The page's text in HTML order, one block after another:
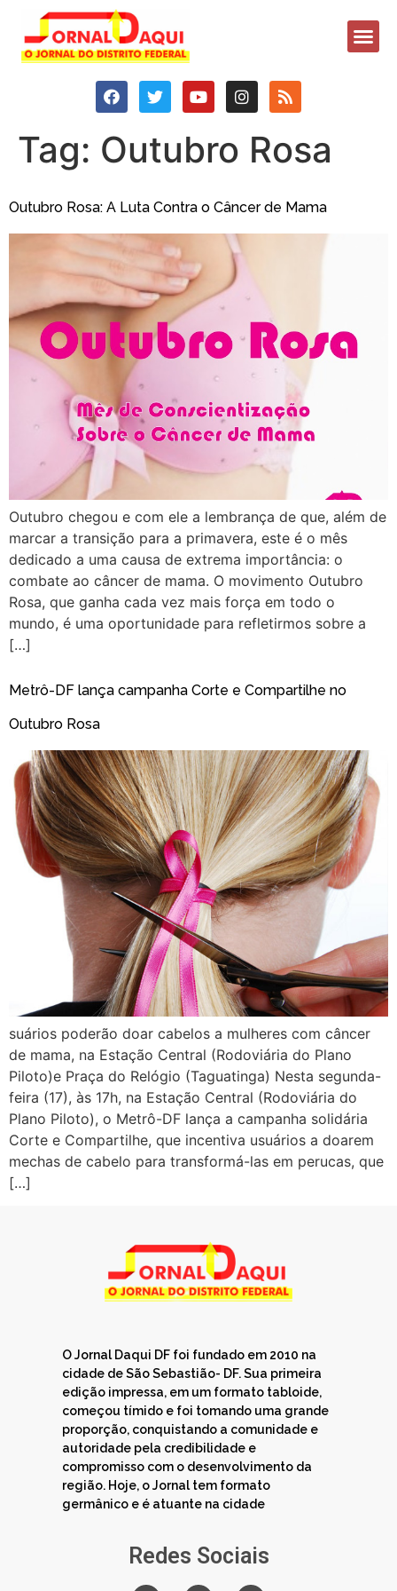
Tag: Outubro Rosa
Outubro Rosa: A Luta Contra o Câncer de Mama
Outubro chegou e com ele a lembrança de que, além de
marcar a transição para a primavera, este é o mês
dedicado a uma causa de extrema importância: o
combate ao câncer de mama. O movimento Outubro
Rosa, que ganha cada vez mais força em todo o
mundo, é uma oportunidade para refletirmos sobre a
[…]
Metrô-DF lança campanha Corte e Compartilhe no
Outubro Rosa
suários poderão doar cabelos a mulheres com câncer
de mama, na Estação Central (Rodoviária do Plano
Piloto)e Praça do Relógio (Taguatinga) Nesta segunda-
feira (17), às 17h, na Estação Central (Rodoviária do
Plano Piloto), o Metrô-DF lança a campanha solidária
Corte e Compartilhe, que incentiva usuários a doarem
mechas de cabelo para transformá-las em perucas, que
[…]
O Jornal Daqui DF foi fundado em 2010 na
cidade de São Sebastião- DF. Sua primeira
edição impressa, em um formato tabloide,
começou tímido e foi tomando uma grande
proporção, conquistando a comunidade e
autoridade pela credibilidade e
compromisso com o desenvolvimento da
região. Hoje, o Jornal tem formato
germânico e é atuante na cidade
Redes Sociais